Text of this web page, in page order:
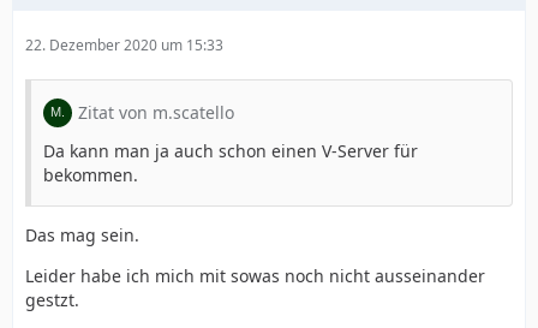
22. Dezember 2020 um 15:33
Zitat von m.scatello
Da kann man ja auch schon einen V-Server für
bekommen.
Das mag sein.
Leider habe ich mich mit sowas noch nicht ausseinander
gestzt.